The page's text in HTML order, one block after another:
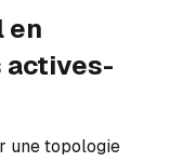
en
actives-
une topologie